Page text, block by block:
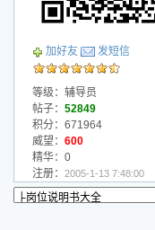
加好友 发短信
等级：辅导员
帖子： 52849
积分：671964
威望： 600
精华：0
注册： 2005-1-13 7:48:00